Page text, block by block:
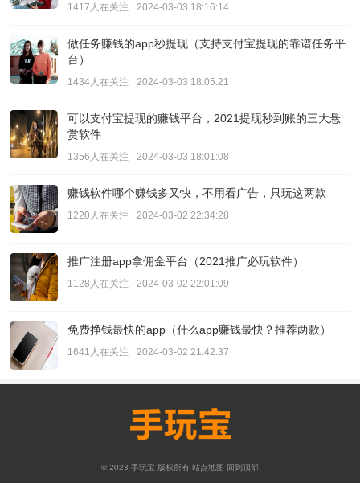
1417人在关注 2024-03-03 18:16:14
做任务赚钱的app秒提现（支持支付宝提现的靠谱任务平
台）
1434人在关注 2024-03-03 18:05:21
可以支付宝提现的赚钱平台，2021提现秒到账的三大悬
赏软件
1356人在关注 2024-03-03 18:01:08
赚钱软件哪个赚钱多又快，不用看广告，只玩这两款
1220人在关注 2024-03-02 22:34:28
推广注册app拿佣金平台（2021推广必玩软件）
1128人在关注 2024-03-02 22:01:09
免费挣钱最快的app（什么app赚钱最快？推荐两款）
1641人在关注 2024-03-02 21:42:37
© 2023 手玩宝 版权所有 站点地图 回到顶部